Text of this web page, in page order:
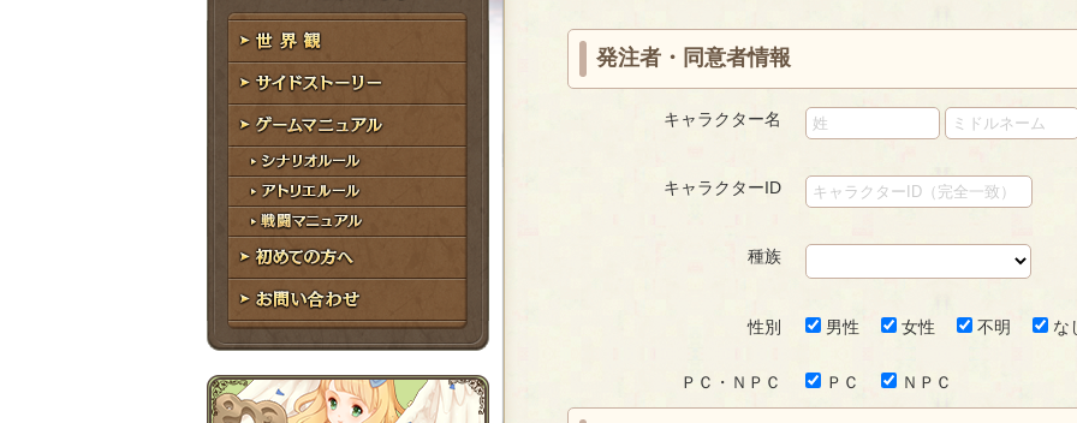
レ
ス
ド
ゲームガイド
世界観
サイドストーリー
ゲームマニュアル
シナリオルール
アトリエルール
戦闘マニュアル
初めての方へ
お問い合わせ
発注者・同意者情報
キャラクター名
キャラクターID
種族
性別 男性 女性 不明 な
ＰＣ・ＮＰＣ ＰＣ ＮＰＣ